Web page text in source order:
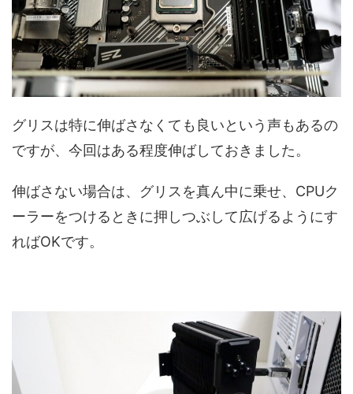
グリスは特に伸ばさなくても良いという声もあるの
ですが、今回はある程度伸ばしておきました。
伸ばさない場合は、グリスを真ん中に乗せ、CPUク
ーラーをつけるときに押しつぶして広げるようにす
ればOKです。